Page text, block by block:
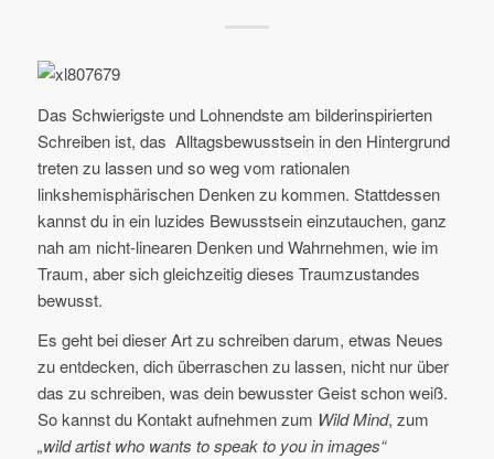
Das Schwierigste und Lohnendste am bilderinspirierten
Schreiben ist, das Alltagsbewusstsein in den Hintergrund
treten zu lassen und so weg vom rationalen
linkshemisphärischen Denken zu kommen. Stattdessen
kannst du in ein luzides Bewusstsein einzutauchen, ganz
nah am nicht-linearen Denken und Wahrnehmen, wie im
Traum, aber sich gleichzeitig dieses Traumzustandes
bewusst.
Es geht bei dieser Art zu schreiben darum, etwas Neues
zu entdecken, dich überraschen zu lassen, nicht nur über
das zu schreiben, was dein bewusster Geist schon weiß.
So kannst du Kontakt aufnehmen zum Wild Mind, zum
„wild artist who wants to speak to you in images“